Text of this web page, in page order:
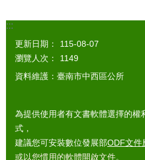
:::
更新日期：
115-08-07
瀏覽人次：
1149
資料維護：臺南市中西區公所
為提供使用者有文書軟體選擇的
式，
建議您可安裝數位發展部ODF文件
或以您慣用的軟體開啟文件。